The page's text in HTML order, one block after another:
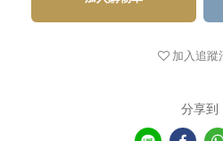
加入追蹤
分享到